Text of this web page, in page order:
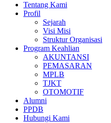
Tentang Kami
Profil
Sejarah
Visi Misi
Struktur Organisasi
Program Keahlian
AKUNTANSI
PEMASARAN
MPLB
TJKT
OTOMOTIF
Alumni
PPDB
Hubungi Kami